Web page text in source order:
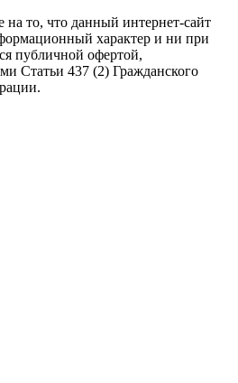
то, что данный интернет-сайт
характер и ни при
публичной офертой,
Статьи 437 (2) Гражданского